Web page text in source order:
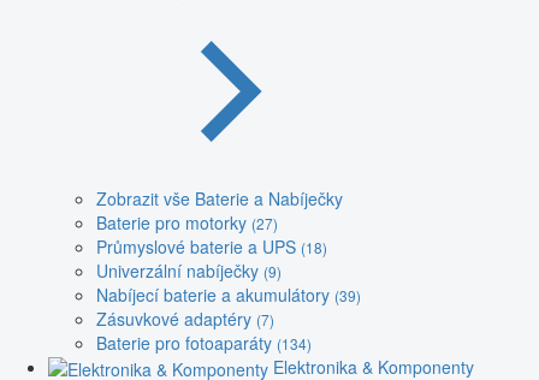
Zobrazit vše Baterie a Nabíječky
Baterie pro motorky (27)
Průmyslové baterie a UPS (18)
Univerzální nabíječky (9)
Nabíjecí baterie a akumulátory (39)
Zásuvkové adaptéry (7)
Baterie pro fotoaparáty (134)
Elektronika & Komponenty